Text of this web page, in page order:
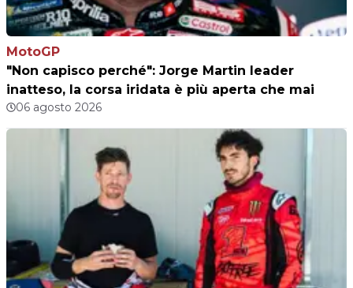
MotoGP
"Non capisco perché": Jorge Martin leader
inatteso, la corsa iridata è più aperta che mai
06 agosto 2026